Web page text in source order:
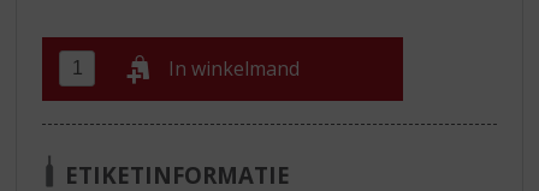
In winkelmand
ETIKETINFORMATIE